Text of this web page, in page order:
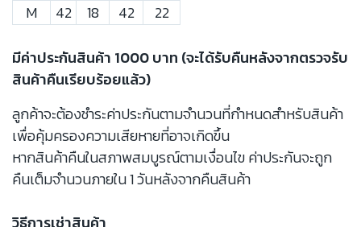
M
42 18 42 22
มีค่าประกันสินค้า 1000 บาท (จะได้รับคืนหลังจากตรวจรับ
สินค้าคืนเรียบร้อยแล้ว)
ลูกค้าจะต้องชำระค่าประกันตามจำนวนที่กำหนดสำหรับสินค้า
เพื่อคุ้มครองความเสียหายที่อาจเกิดขึ้น
หากสินค้าคืนในสภาพสมบูรณ์ตามเงื่อนไข ค่าประกันจะถูก
คืนเต็มจำนวนภายใน 1 วันหลังจากคืนสินค้า
วิธีการเช่าสินค้า